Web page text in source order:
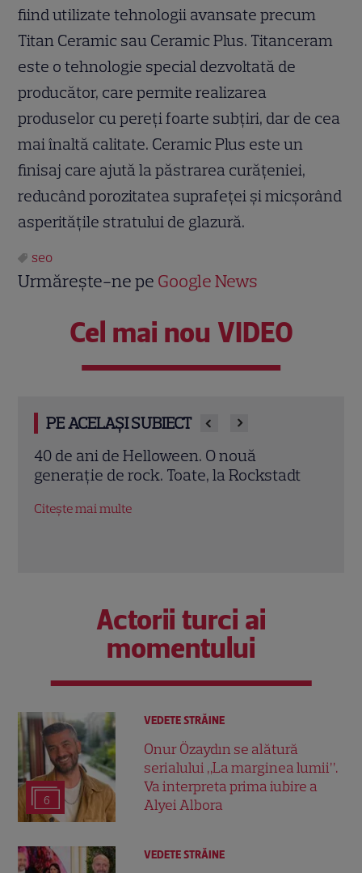
fiind utilizate tehnologii avansate precum
Titan Ceramic sau Ceramic Plus. Titanceram
este o tehnologie special dezvoltată de
producător, care permite realizarea
produselor cu pereți foarte subțiri, dar de cea
mai înaltă calitate. Ceramic Plus este un
finisaj care ajută la păstrarea curățeniei,
reducând porozitatea suprafeței și micșorând
asperitățile stratului de glazură.
seo
Urmărește-ne pe Google News
Cel mai nou VIDEO
PE ACELAȘI SUBIECT
3 metode să obții un zâmbet de vedetă
Citește mai multe
Actorii turci ai
momentului
6
VEDETE STRĂINE
Onur Özaydın se alătură
serialului „La marginea lumii”.
Va interpreta prima iubire a
Alyei Albora
VEDETE STRĂINE